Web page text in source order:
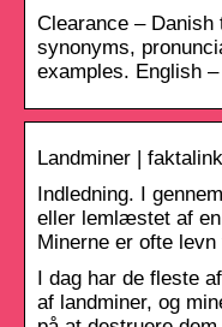
Clearance – Danish
synonyms,
examples. English
Landminer | faktalink
Indledning. I
eller lemlæstet af
Minerne er ofte
I dag har de fleste
af landminer, og